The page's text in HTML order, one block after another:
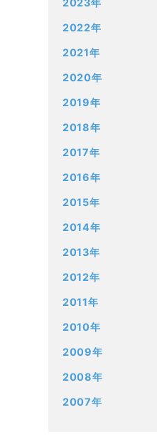
2023年
2022年
2021年
2020年
2019年
2018年
2017年
2016年
2015年
2014年
2013年
2012年
2011年
2010年
2009年
2008年
2007年